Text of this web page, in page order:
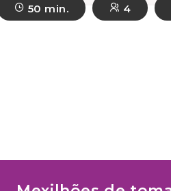
50 min. 4